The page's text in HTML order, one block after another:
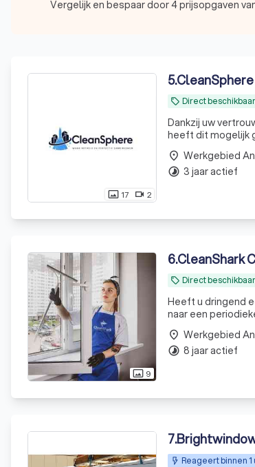
Vergelijk en bespaar door 4 prijsopgaven
photo_size_select_actual 17 videocam 2
5.CleanSphere
local_offer Direct beschikbaar
Dankzij uw
heeft dit mogelijk
place Werkgebied
timelapse 3 jaar actief
photo_size_select_actual 9
6.CleanShark
local_offer Direct beschikbaar
Heeft u dringend
naar een
place Werkgebied
timelapse 8 jaar actief
7.
Reageert binnen 1